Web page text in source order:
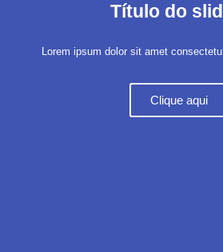
Título do
Lorem ipsum dolor sit amet
Clique aqui